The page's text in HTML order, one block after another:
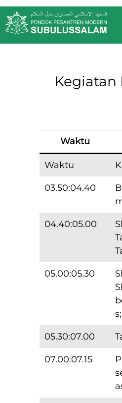
Kegiatan
Waktu
Waktu
03.50:04.40
04.40:05.00
05.00:05.30
05.30:07.00
07.00:07.15